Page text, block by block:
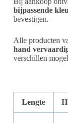
bijpassende
bevestigen.
Alle producten
hand
verschillen
Lengte